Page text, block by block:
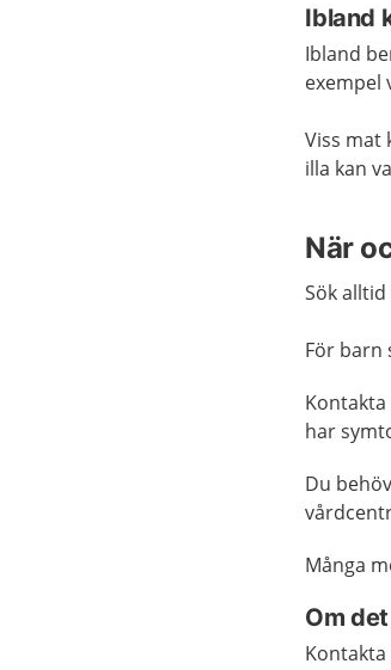
Ibland
Ibland
exempel
Viss mat
illa kan
När
Sök
För barn
har
Du
Många
Om